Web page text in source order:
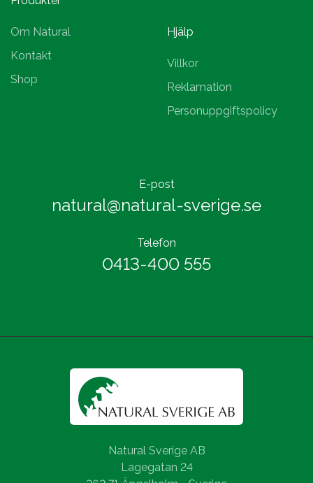
Om Natural
Kontakt
Shop
Hjälp
Villkor
Reklamation
Personuppgiftspolicy
E-post
natural@natural-sverige.se
Telefon
0413-400 555
Natural Sverige AB
Lagegatan 24